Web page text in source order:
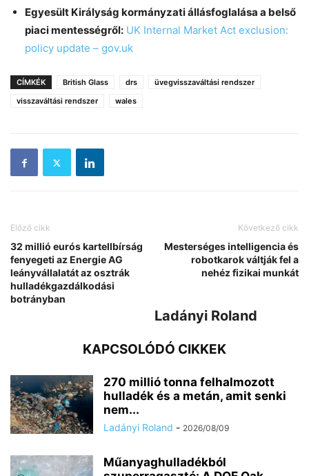
Egyesült Királyság kormányzati állásfoglalása a belső
piaci mentességről: UK Internal Market Act exclusion:
policy update – gov.uk
CÍMKÉK British Glass drs
üvegvisszaváltási rendszer
visszaváltási rendszer
wales
Előző cikk
32 millió eurós kartellbírság
fenyegeti az Energie AG
leányvállalatát az osztrák
hulladékgazdálkodási
botrányban
Következő cikk
Mesterséges intelligencia és
robotkarok váltják fel a
nehéz fizikai munkát
Ladányi Roland
KAPCSOLÓDÓ CIKKEK
270 millió tonna felhalmozott
hulladék és a metán, amit senki
nem...
Ladányi Roland - 2026/08/09
Műanyaghulladékból